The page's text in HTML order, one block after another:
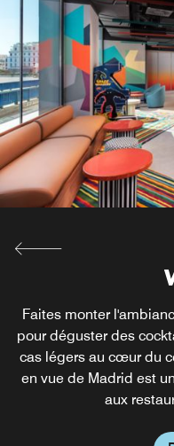
Faites monter
pour déguster des
cas légers au cœur du
en vue de Madrid est
aux
Notre petit-déjeuner
7h00 à 11h00. Nous
et chauds avec
produits laitiers, de la
confitures maison et
Toujours en
Grab&Go pour des en-
rapides. Que vous
que vous rentriez
solution facile et